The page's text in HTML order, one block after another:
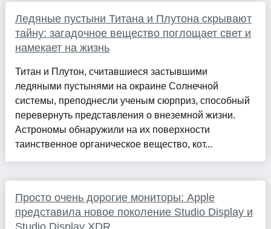
Ледяные пустыни Титана и Плутона скрывают
тайну: загадочное вещество поглощает свет и
намекает на жизнь
Титан и Плутон, считавшиеся застывшими
ледяными пустынями на окраине Солнечной
системы, преподнесли ученым сюрприз, способный
перевернуть представления о внеземной жизни.
Астрономы обнаружили на их поверхности
таинственное органическое вещество, кот...
Просто очень дорогие мониторы: Apple
представила новое поколение Studio Display и